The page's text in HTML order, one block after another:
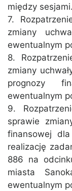
między sesjami.
7.
zmiany
ewentualnym
8.
zmiany
prognozy
ewentualnym
9.
sprawie
finansowej
realizację
886 na
miasta
ewentualnym